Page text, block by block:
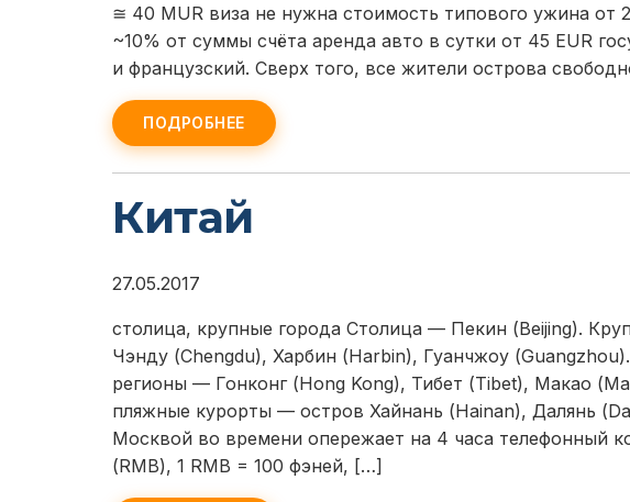
≅ 40 MUR виза не нужна стоимость типового ужина от
~10% от суммы счёта аренда авто в сутки от 45 EUR
и французский. Сверх того, все жители острова
ПОДРОБНЕЕ
Китай
27.05.2017
столица, крупные города Столица — Пекин (Beijing).
Чэнду (Chengdu), Харбин (Harbin), Гуанчжоу
регионы — Гонконг (Hong Kong), Тибет (Tibet), Макао
пляжные курорты — остров Хайнань (Hainan), Далянь
Москвой во времени опережает на 4 часа телефонный
(RMB), 1 RMB = 100 фэней, […]